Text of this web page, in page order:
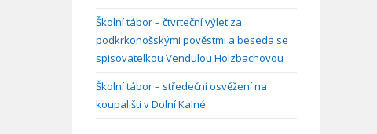
Školní tábor – čtvrteční výlet za
podkrkonošskými pověstmi a beseda se
spisovatelkou Vendulou Holzbachovou
Školní tábor – středeční osvěžení na
koupališti v Dolní Kalné